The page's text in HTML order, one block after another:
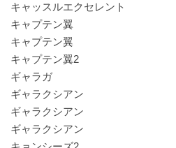
キャッスルエクセレント
キャプテン翼
キャプテン翼
キャプテン翼2
ギャラガ
ギャラクシアン
ギャラクシアン
ギャラクシアン